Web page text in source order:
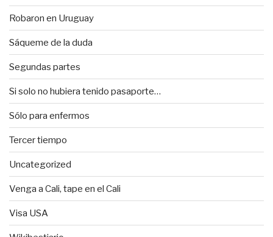
Robaron en Uruguay
Sáqueme de la duda
Segundas partes
Si solo no hubiera tenido pasaporte…
Sólo para enfermos
Tercer tiempo
Uncategorized
Venga a Cali, tape en el Cali
Visa USA